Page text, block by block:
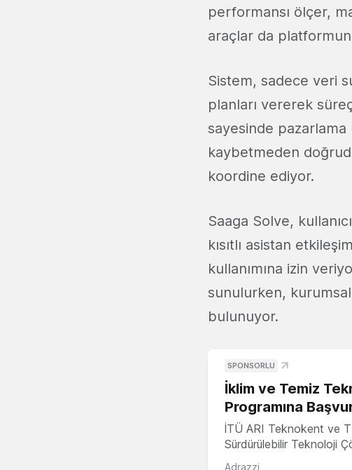
performansı ölçer,
araçlar da
Sistem, sadece veri
planları vererek
sayesinde pazarlama
kaybetmeden
koordine ediyor.
Saaga Solve,
kısıtlı asistan
kullanımına izin
sunulurken,
bulunuyor.
SPONSORLU
İklim ve Temiz
Programına
İTÜ ARI Teknokent ve
Sürdürülebilir Teknoloji
Adrazzi